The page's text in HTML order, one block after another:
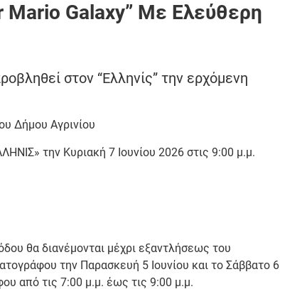
Mario Galaxy” Με Ελεύθερη
στον “Ελληνίς” την ερχόμενη
Δήμου Αγρινίου
την Κυριακή 7 Ιουνίου 2026 στις 9:00 μ.μ.
θα διανέμονται μέχρι εξαντλήσεως του
την Παρασκευή 5 Ιουνίου και το Σάββατο 6
από τις 7:00 μ.μ. έως τις 9:00 μ.μ.